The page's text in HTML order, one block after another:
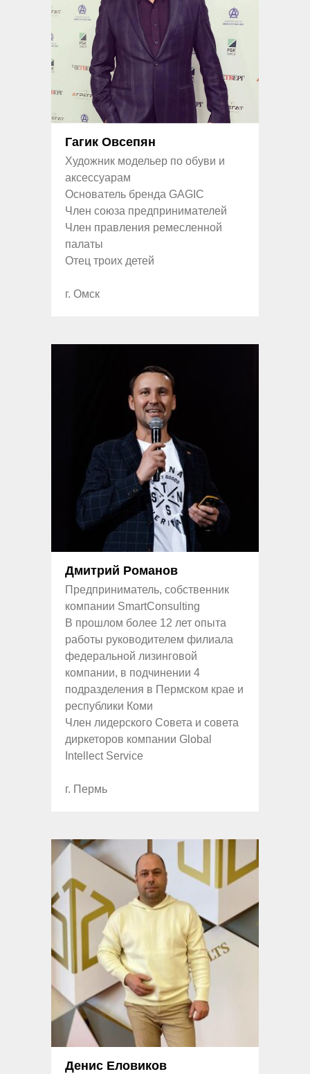
Гагик Овсепян
Художник модельер по обуви и
аксессуарам
Основатель бренда GAGIC
Член союза предпринимателей
Член правления ремесленной
палаты
Отец троих детей
г. Омск
Дмитрий Романов
Предприниматель, собственник
компании SmartConsulting
В прошлом более 12 лет опыта
работы руководителем филиала
федеральной лизинговой
компании, в подчинении 4
подразделения в Пермском крае и
республики Коми
Член лидерского Совета и совета
диркеторов компании Global
Intellect Service
г. Пермь
Денис Еловиков